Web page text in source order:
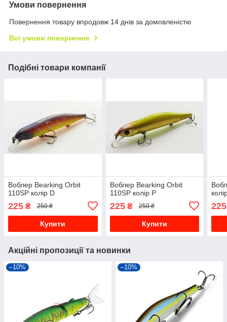
Умови повернення
Повернення товару впродовж 14 днів за домовленістю
Всі умови повернення
Подібні товари компанії
Воблер Bearking Orbit
110SP колір D
225 ₴ 250 ₴
Купити
Воблер Bearking Orbit
110SP колір P
225₴ 250 ₴
Купити
225
Акційні пропозиції та новинки
–10% –10%